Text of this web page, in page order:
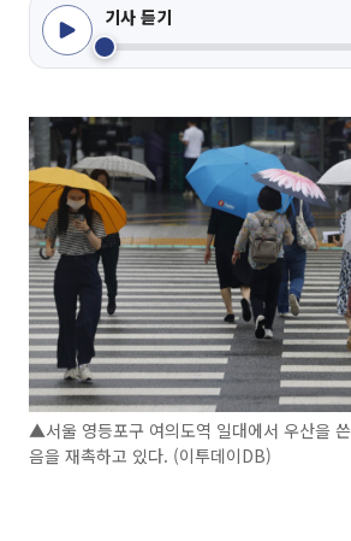
기사 듣기
▲서울 영등포구 여의도역 일대에서 우산을
음을 재촉하고 있다. (이투데이DB)